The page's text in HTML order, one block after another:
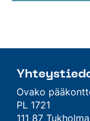
Ovako
PL 1721
111 87